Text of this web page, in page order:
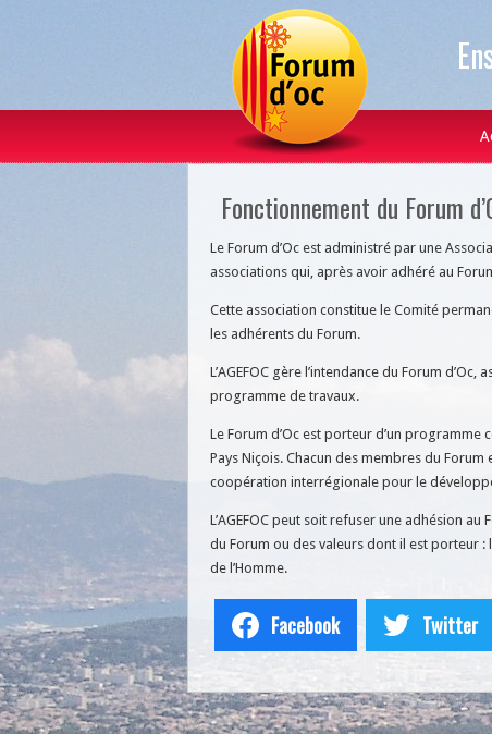
Fonctionnement du Forum
Le Forum d’Oc est administré par une
associations qui, après avoir adhéré au
Cette association constitue le Comité
les adhérents du Forum.
L’AGEFOC gère l’intendance du Forum
programme de travaux.
Le Forum d’Oc est porteur d’un
Pays Niçois. Chacun des membres du
coopération interrégionale pour le
L’AGEFOC peut soit refuser une adhésion
du Forum ou des valeurs dont il est porteur
de l’Homme.
Facebook Twitter